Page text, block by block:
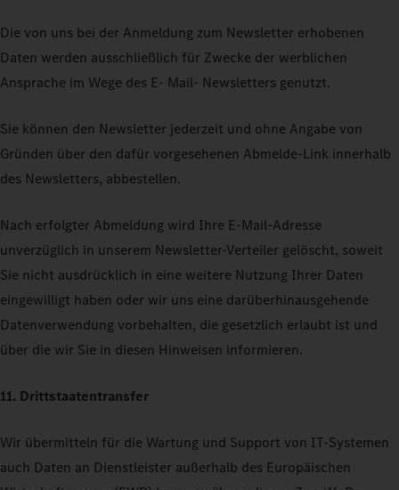
Die von uns bei der Anmeldung zum Newsletter erhobenen
Daten werden ausschließlich für Zwecke der werblichen
Ansprache im Wege des E- Mail- Newsletters genutzt.
Sie können den Newsletter jederzeit und ohne Angabe von
Gründen über den dafür vorgesehenen Abmelde-Link innerhalb
des Newsletters, abbestellen.
Nach erfolgter Abmeldung wird Ihre E-Mail-Adresse
unverzüglich in unserem Newsletter-Verteiler gelöscht, soweit
Sie nicht ausdrücklich in eine weitere Nutzung Ihrer Daten
eingewilligt haben oder wir uns eine darüberhinausgehende
Datenverwendung vorbehalten, die gesetzlich erlaubt ist und
über die wir Sie in diesen Hinweisen informieren.
11. Drittstaatentransfer
Wir übermitteln für die Wartung und Support von IT-Systemen
auch Daten an Dienstleister außerhalb des Europäischen